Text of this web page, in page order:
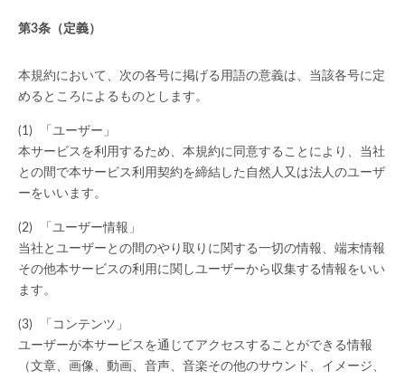
（定義）
本規約において、次の各号に掲げる用語の意義は、当該各号に定
めるところによるものとします。
「ユーザー」
本サービスを利用するため、本規約に同意することにより、当社
との間で本サービス利用契約を締結した自然人又は法人のユーザ
ーをいいます。
「ユーザー情報」
当社とユーザーとの間のやり取りに関する一切の情報、端末情報
その他本サービスの利用に関しユーザーから収集する情報をいい
ます。
「コンテンツ」
ユーザーが本サービスを通じてアクセスすることができる情報
（文章、画像、動画、音声、音楽その他のサウンド、イメージ、